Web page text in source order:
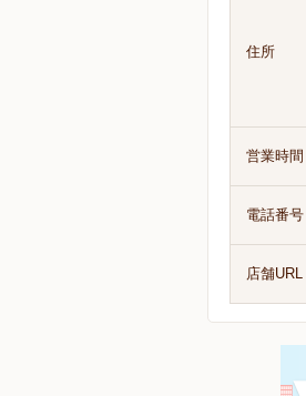
住所
営業時間
電話番号
店舗URL